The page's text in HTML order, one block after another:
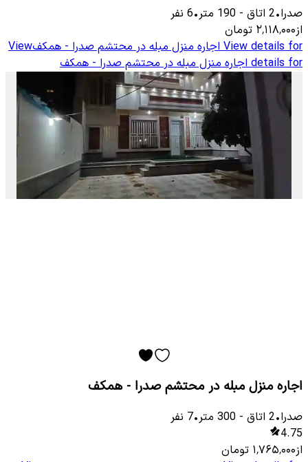
صدرا•
2 اتاق -
190 متر•
6 نفر
از۲٬۱۱۸٬۰۰۰ تومان
View details for اجاره منزل مبله در محتشم صدرا - همکفView
details for اجاره منزل مبله در محتشم صدرا - همکف
اجاره منزل مبله در محتشم صدرا - همکف
صدرا•
2 اتاق -
300 متر•
7 نفر
4.75
از۱٬۷۶۵٬۰۰۰ تومان